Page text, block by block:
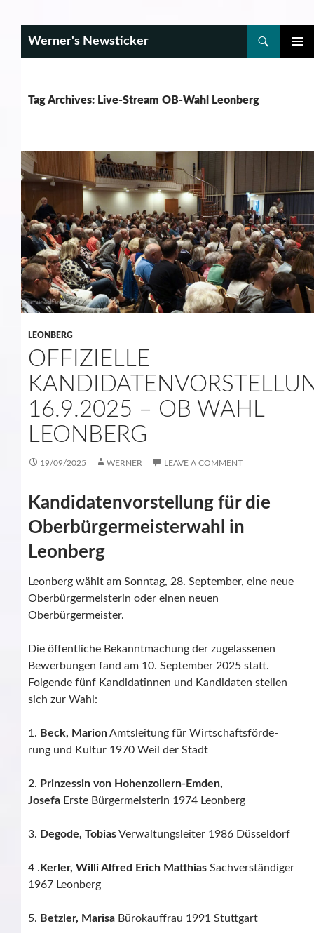
Werner's Newsticker
Tag Archives: Live-Stream OB-Wahl Leonberg
LEONBERG
OFFIZIELLE
16.9.2025 – OB WAHL
LEONBERG
19/09/2025 WERNER LEAVE A COMMENT
Kandidatenvorstellung für die
Oberbürgermeisterwahl in
Leonberg
Leonberg wählt am Sonntag, 28. September, eine neue
Oberbürgermeisterin oder einen neuen
Oberbürgermeister.
Die öffentliche Bekanntmachung der zugelassenen
Bewerbungen fand am 10. September 2025 statt.
Folgende fünf Kandidatinnen und Kandidaten stellen
sich zur Wahl:
1. Beck, MarionAmtsleitung für Wirtschaftsförde-
rung und Kultur 1970 Weil der Stadt
2. Prinzessin von Hohenzollern-Emden,
Josefa Erste Bürgermeisterin 1974 Leonberg
3. Degode, TobiasVerwaltungsleiter 1986 Düsseldorf
4 . Kerler, Willi Alfred Erich Matthias Sachverständiger
1967 Leonberg
5. Betzler, Marisa Bürokauffrau 1991 Stuttgart